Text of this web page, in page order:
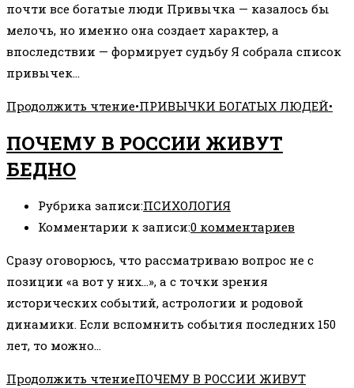
почти все богатые люди Привычка — казалось бы
мелочь, но именно она создает характер, а
впоследствии — формирует судьбу Я собрала список
привычек…
Продолжить чтение•ПРИВЫЧКИ БОГАТЫХ ЛЮДЕЙ•
ПОЧЕМУ В РОССИИ ЖИВУТ
БЕДНО
Рубрика записи:ПСИХОЛОГИЯ
Комментарии к записи:0 комментариев
Сразу оговорюсь, что рассматриваю вопрос не с
позиции «а вот у них…», а с точки зрения
исторических событий, астрологии и родовой
динамики. Если вспомнить события последних 150
лет, то можно…
Продолжить чтениеПОЧЕМУ В РОССИИ ЖИВУТ